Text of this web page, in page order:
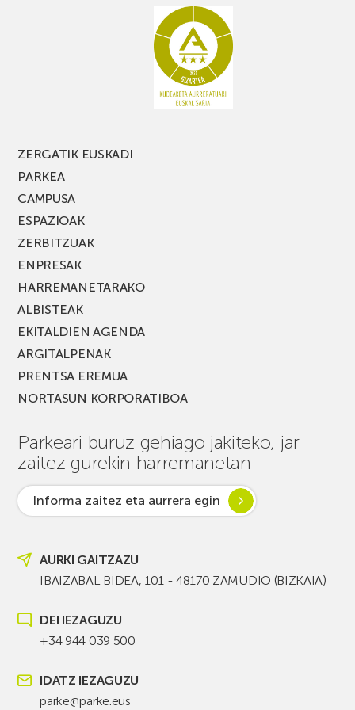
ZERGATIK EUSKADI
PARKEA
CAMPUSA
ESPAZIOAK
ZERBITZUAK
ENPRESAK
HARREMANETARAKO
ALBISTEAK
EKITALDIEN AGENDA
ARGITALPENAK
PRENTSA EREMUA
NORTASUN KORPORATIBOA
Parkeari buruz gehiago jakiteko, jar
zaitez gurekin harremanetan
Informa zaitez eta aurrera egin
AURKI GAITZAZU
IBAIZABAL BIDEA, 101 - 48170 ZAMUDIO (BIZKAIA)
DEI IEZAGUZU
+34 944 039 500
IDATZ IEZAGUZU
parke@parke.eus